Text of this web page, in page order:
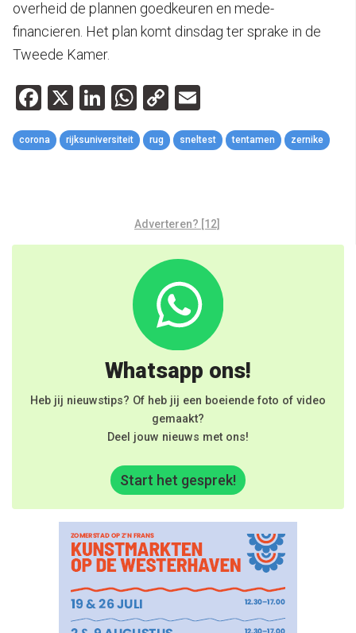
overheid de plannen goedkeuren en mede-
financieren. Het plan komt dinsdag ter sprake in de
Tweede Kamer.
Facebook
X LinkedIn
WhatsApp
Copy
Link
corona rijksuniversiteit rug sneltest tentamen zernike
Adverteren? [12]
Whatsapp ons!
Heb jij nieuwstips? Of heb jij een boeiende foto of video
gemaakt?
Deel jouw nieuws met ons!
Start het gesprek!